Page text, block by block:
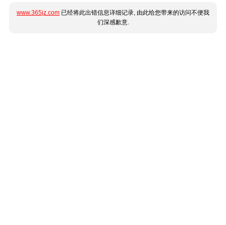
www.365jz.com 已经将此出错信息详细记录, 由此给您带来的访问不便我
们深感歉意.